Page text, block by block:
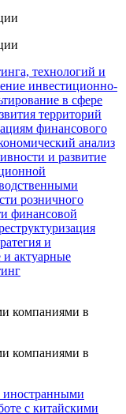
технологий и
инвестиционно-
в сфере
территорий
финансового
анализ
и развитие
розничного
финансовой
и
и актуарные
компаниями в
компаниями в
иностранными
с китайскими